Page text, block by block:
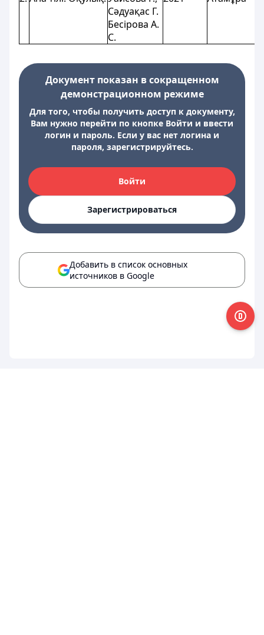
Сәдуақас Г.
Бесірова А.
С.
Документ показан в сокращенном
демонстрационном режиме
Для того, чтобы получить доступ к документу,
Вам нужно перейти по кнопке Войти и ввести
логин и пароль. Если у вас нет логина и
пароля, зарегистрируйтесь.
Войти
Зарегистрироваться
Добавить в список основных
источников в Google